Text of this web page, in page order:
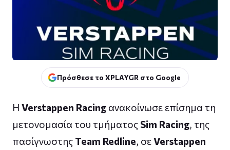
Πρόσθεσε το XPLAYGR στο Google
Η Verstappen Racing ανακοίνωσε επίσημα τη
μετονομασία του τμήματος Sim Racing, της
πασίγνωστης Team Redline, σεVerstappen